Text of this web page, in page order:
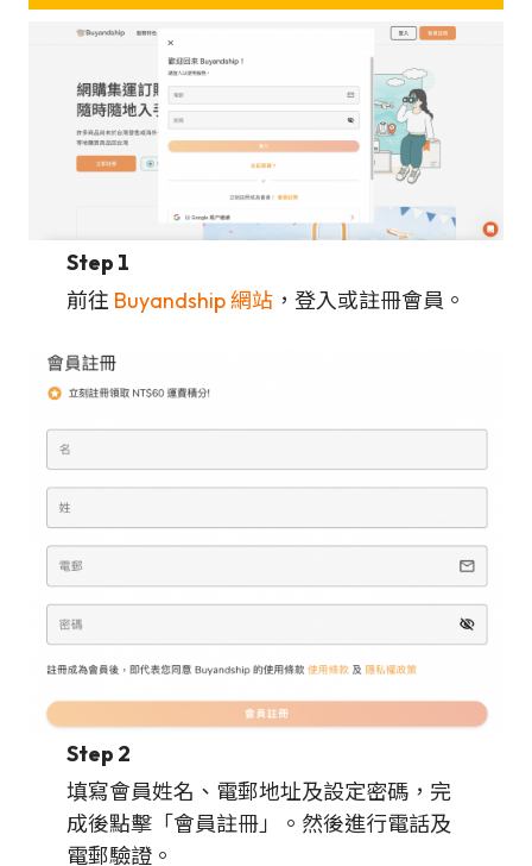
Step 1
前往 Buyandship 網站 ，登入或註冊會員。
Step 2
填寫會員姓名、電郵地址及設定密碼，完
成後點擊「會員註冊」。然後進行電話及
電郵驗證。